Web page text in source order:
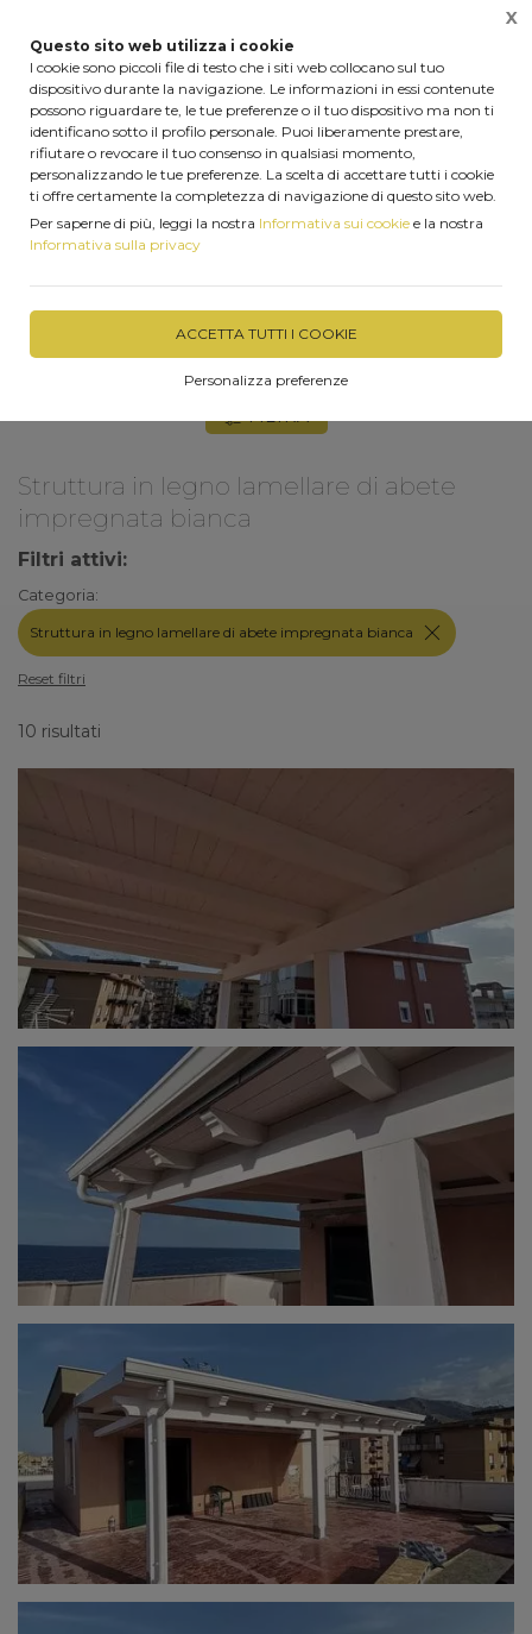
Questo sito web utilizza i cookie
I cookie sono piccoli file di testo che i siti web collocano sul tuo
dispositivo durante la navigazione. Le informazioni in essi contenute
possono riguardare te, le tue preferenze o il tuo dispositivo ma non ti
identificano sotto il profilo personale. Puoi liberamente prestare,
rifiutare o revocare il tuo consenso in qualsiasi momento,
personalizzando le tue preferenze. La scelta di accettare tutti i cookie
ti offre certamente la completezza di navigazione di questo sito web.
Per saperne di più, leggi la nostra Informativa sui cookie e la nostra
Informativa sulla privacy
ACCETTA TUTTI I COOKIE
Personalizza preferenze
X
Home Le nostre realizzazioni Struttura in legno lamellare
Struttura in legno lamellare di abete impregnata bianca,
coibentazione con il nostro pannello Winpor ventilato e
completato con lamierati bianchi che racchiudono il
tutto.
FILTRA
Struttura in legno lamellare di abete
impregnata bianca
Filtri attivi:
Categoria:
Struttura in legno lamellare di abete impregnata bianca
Reset filtri
10 risultati